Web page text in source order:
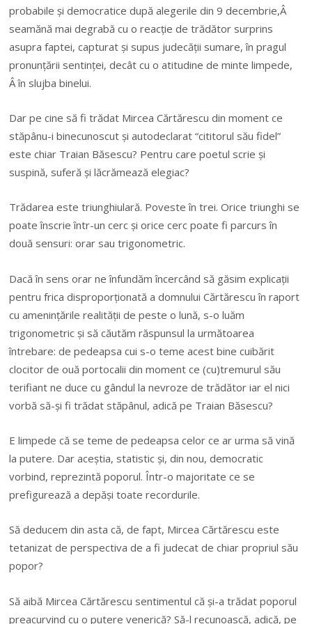
probabile și democratice după alegerile din 9 decembrie,Â
seamănă mai degrabă cu o reacție de trădător surprins
asupra faptei, capturat și supus judecății sumare, în pragul
pronunțării sentinței, decât cu o atitudine de minte limpede,
Â în slujba binelui.
Dar pe cine să fi trădat Mircea Cărtărescu din moment ce
stăpânu-i binecunoscut și autodeclarat “cititorul său fidel”
este chiar Traian Băsescu? Pentru care poetul scrie și
suspină, suferă și lăcrămează elegiac?
Trădarea este triunghiulară. Poveste în trei. Orice triunghi se
poate înscrie într-un cerc și orice cerc poate fi parcurs în
două sensuri: orar sau trigonometric.
Dacă în sens orar ne înfundăm încercând să găsim explicații
pentru frica disproporționată a domnului Cărtărescu în raport
cu amenințările realității de peste o lună, s-o luăm
trigonometric și să căutăm răspunsul la următoarea
întrebare: de pedeapsa cui s-o teme acest bine cuibărit
clocitor de ouă portocalii din moment ce (cu)tremurul său
terifiant ne duce cu gândul la nevroze de trădător iar el nici
vorbă să-și fi trădat stăpânul, adică pe Traian Băsescu?
E limpede că se teme de pedeapsa celor ce ar urma să vină
la putere. Dar aceștia, statistic și, din nou, democratic
vorbind, reprezintă poporul. Într-o majoritate ce se
prefigurează a depăși toate recordurile.
Să deducem din asta că, de fapt, Mircea Cărtărescu este
tetanizat de perspectiva de a fi judecat de chiar propriul său
popor?
Să aibă Mircea Cărtărescu sentimentul că și-a trădat poporul
preacurvind cu o putere venerică? Să-l recunoască, adică, pe